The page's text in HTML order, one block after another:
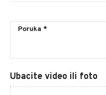
Ubacite video ili foto